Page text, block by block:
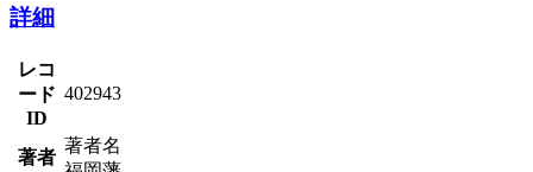
詳細
レコ
ード
ID
402943
著者
著者名